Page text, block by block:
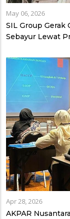
May 06, 2026
SIL Group
Sebayur Lewat
Apr 28, 2026
AKPAR